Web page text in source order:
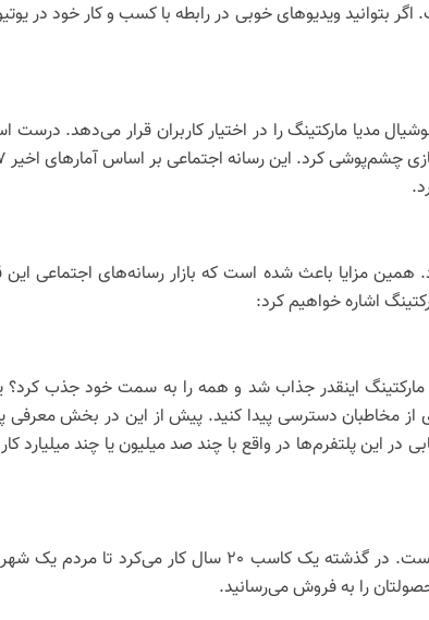
اگر بتوانید ویدیوهای خوبی در رابطه با کسب و کار خود در
مدیا مارکتینگ را در اختیار کاربران قرار می‌دهد. درست
همین مزایا باعث شده است که بازار رسانه‌های اجتماعی
اشاره خواهیم کرد:
اینقدر جذاب شد و همه را به سمت خود جذب
از مخاطبان دسترسی پیدا کنید. پیش از این در بخش
در این پلتفرم‌ها در واقع با چند صد میلیون یا چند
در حال حاضر و با تکیه بر شبکه‌های اجتماعی برندسازی کار چندان
را به فروش می‌رسانید.